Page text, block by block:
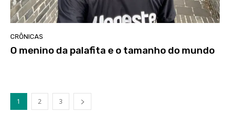
CRÔNICAS
O menino da palafita e o tamanho do mundo
1 2 3